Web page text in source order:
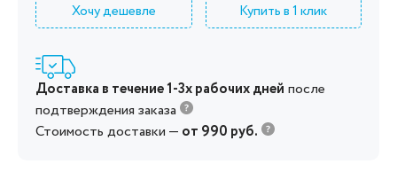
Хочу дешевле Купить в 1 клик
Доставка в течение 1-3х рабочих дней после
подтверждения заказа
Стоимость доставки — от 990 руб.